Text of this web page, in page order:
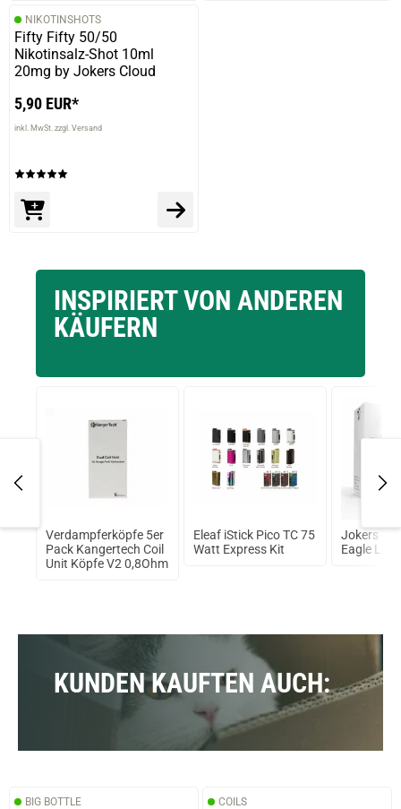
NIKOTINSHOTS
Fifty Fifty 50/50
Nikotinsalz-Shot 10ml
20mg by Jokers Cloud
5,90 EUR*
inkl. MwSt. zzgl. Versand
INSPIRIERT VON ANDEREN
KÄUFERN
Verdampferköpfe 5er
Pack Kangertech Coil
Unit Köpfe V2 0,8Ohm
Eleaf iStick Pico TC 75
Watt Express Kit
Jokers
Eagle
KUNDEN KAUFTEN AUCH:
BIG BOTTLE COILS